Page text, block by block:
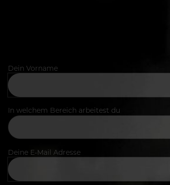
Dein Vorname
In welchem Bereich arbeitest du
Deine E-Mail Adresse